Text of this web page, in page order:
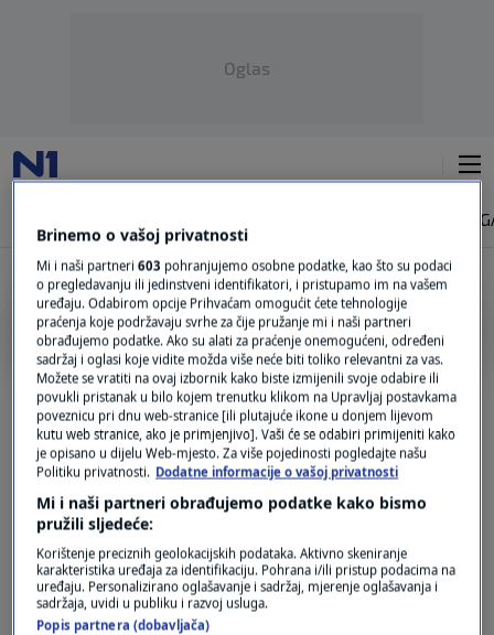
Oglas
EUCPM ENG
EU activates Civil Protection Mechanism
for emergency aid in BiH
NEWS|7. lis.| 0
Oglas
Brinemo o vašoj privatnosti
Mi i naši partneri603 pohranjujemo osobne podatke, kao što su podaci
o pregledavanju ili jedinstveni identifikatori, i pristupamo im na vašem
uređaju. Odabirom opcije Prihvaćam omogućit ćete tehnologije
praćenja koje podržavaju svrhe za čije pružanje mi i naši partneri
obrađujemo podatke. Ako su alati za praćenje onemogućeni, određeni
sadržaj i oglasi koje vidite možda više neće biti toliko relevantni za vas.
Možete se vratiti na ovaj izbornik kako biste izmijenili svoje odabire ili
povukli pristanak u bilo kojem trenutku klikom na Upravljaj postavkama
poveznicu pri dnu web-stranice [ili plutajuće ikone u donjem lijevom
kutu web stranice, ako je primjenjivo]. Vaši će se odabiri primijeniti kako
je opisano u dijelu Web-mjesto. Za više pojedinosti pogledajte našu
Politiku privatnosti. Dodatne informacije o vašoj privatnosti
Mi i naši partneri obrađujemo podatke kako bismo
pružili sljedeće:
Korištenje preciznih geolokacijskih podataka. Aktivno skeniranje
karakteristika uređaja za identifikaciju. Pohrana i/ili pristup podacima na
uređaju. Personalizirano oglašavanje i sadržaj, mjerenje oglašavanja i
sadržaja, uvidi u publiku i razvoj usluga.
Popis partnera (dobavljača)